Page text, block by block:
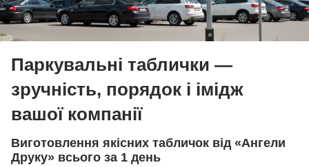
Паркувальні таблички —
зручність, порядок і імідж
вашої компанії
Виготовлення якісних табличок від «Ангели
Друку» всього за 1 день